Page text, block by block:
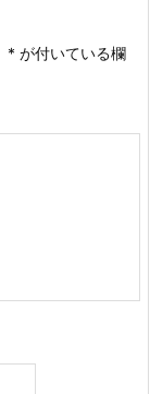
* が付いている欄